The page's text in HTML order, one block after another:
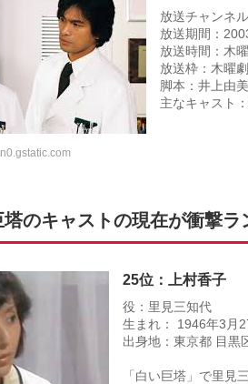
放送チャンネ
放送期間：
放送時間：木
放送枠：木曜
脚本：井上由
主なキャスト
のキャストの現在が衝撃ラ
25位：上村香子
役：里見三知代
生まれ： 1946年3月
出身地：東京都 目黒
「白い巨塔」で里見